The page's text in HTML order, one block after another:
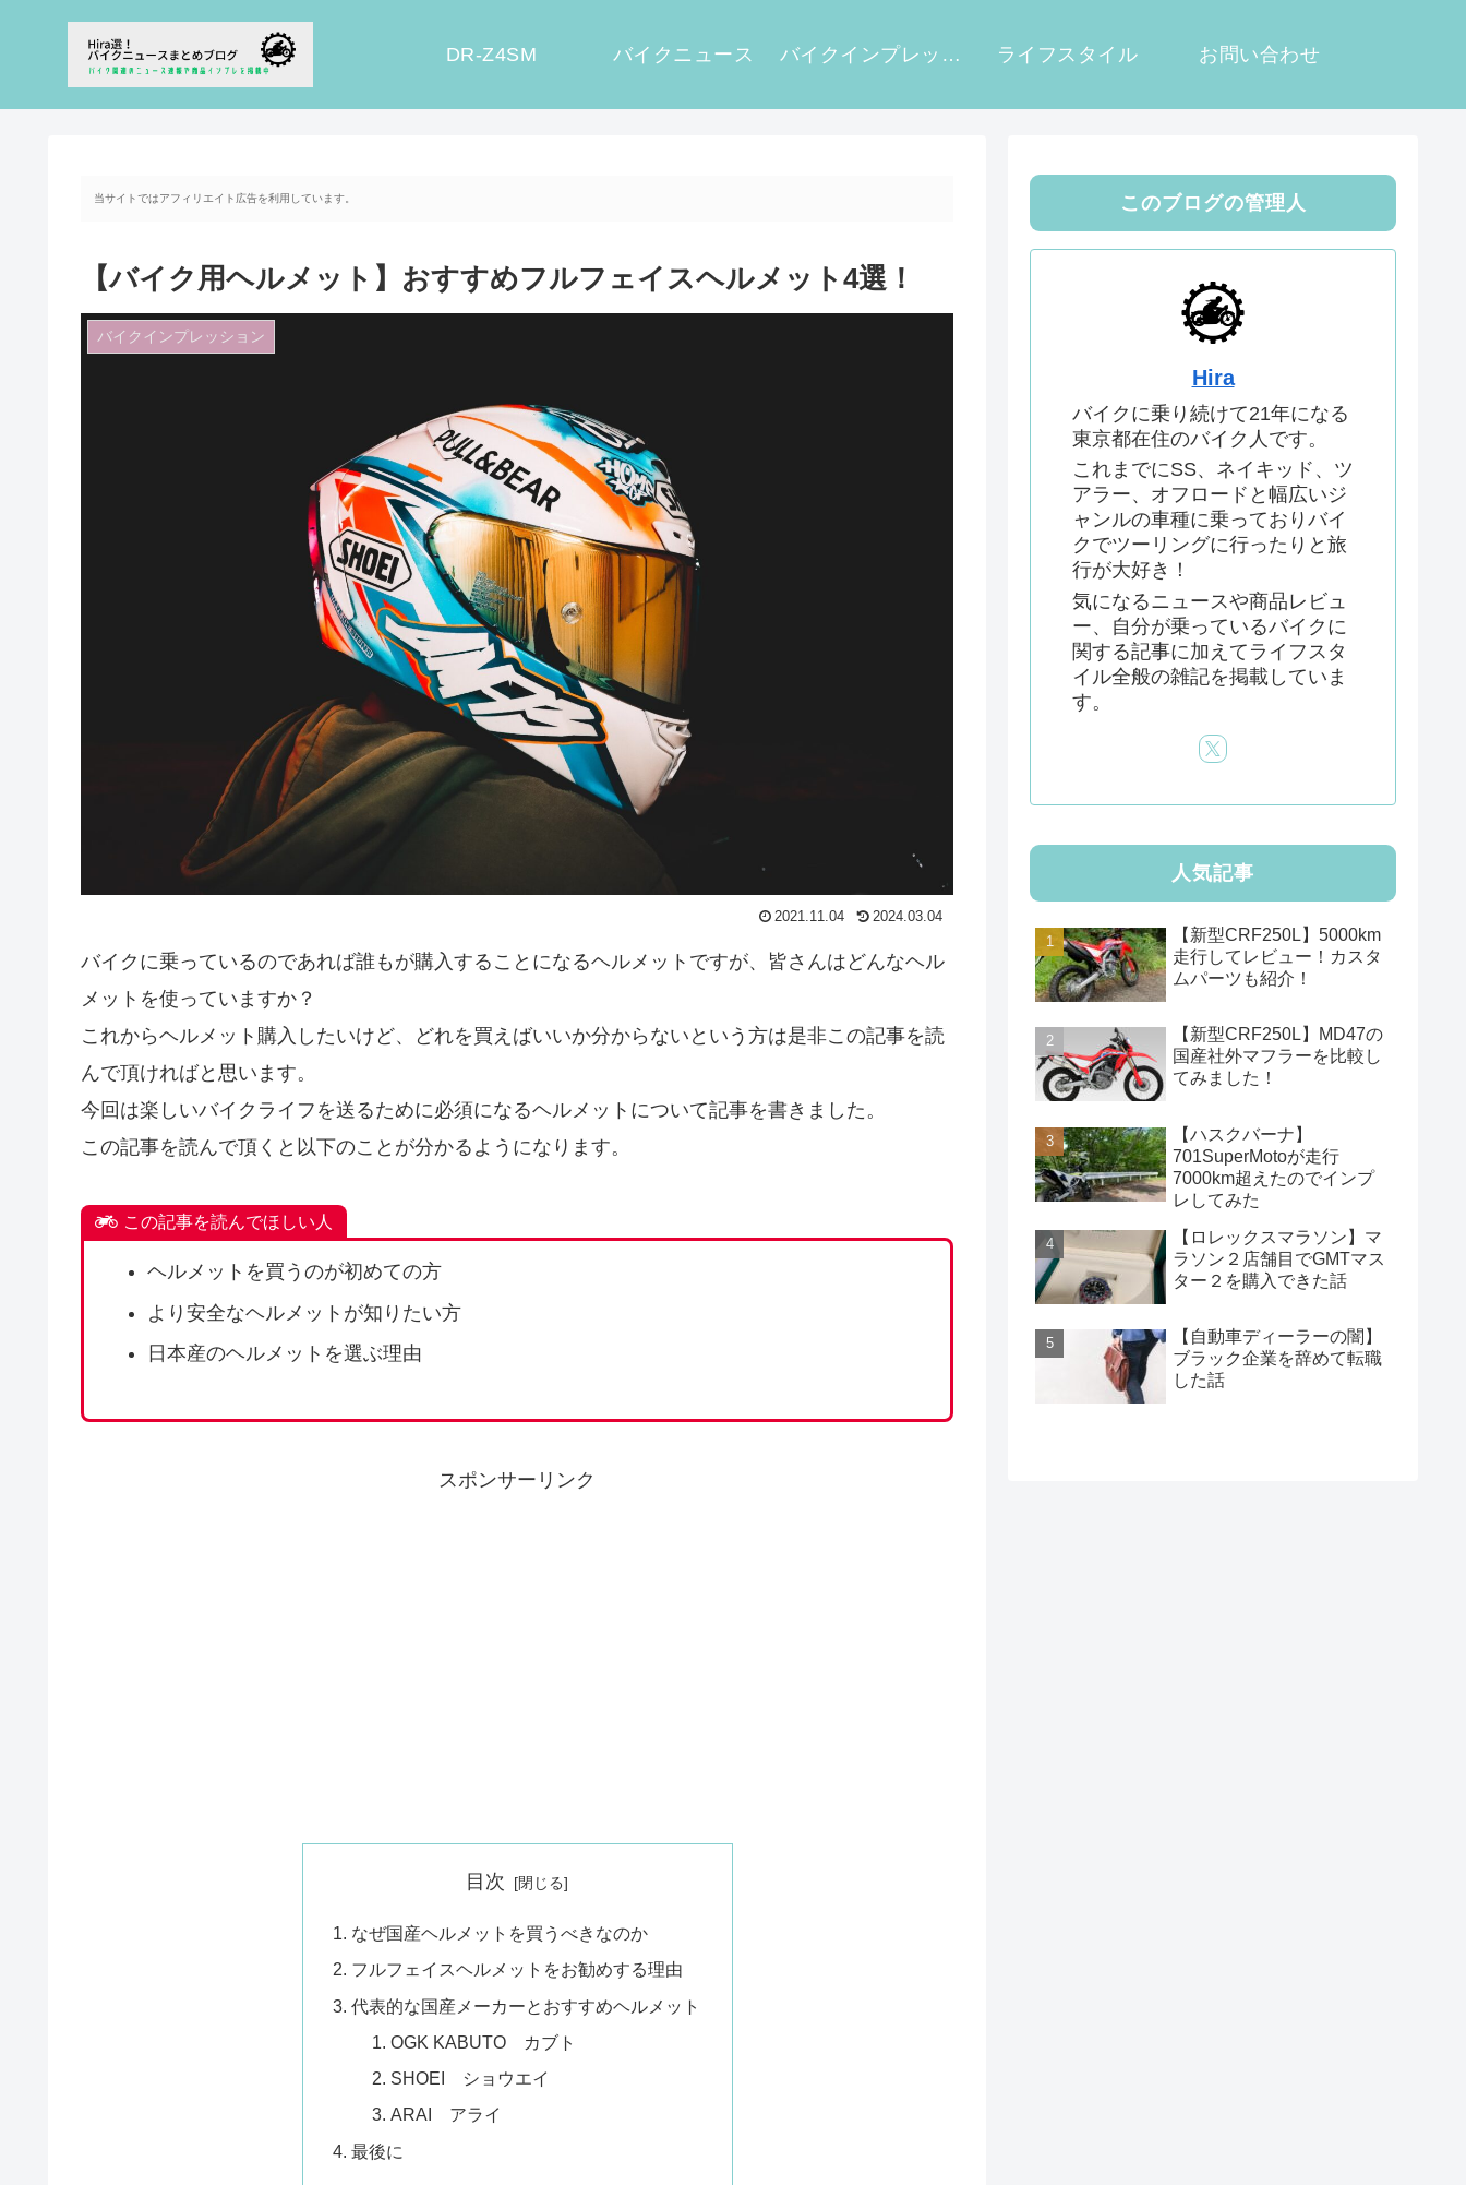
DR-Z4SM バイクニュース バイクインプレッション ライフスタイル お問い合わせ
当サイトではアフィリエイト広告を利用しています。
【バイク用ヘルメット】おすすめフルフェイスヘルメット4選！
バイクインプレッション
2021.11.04 2024.03.04
バイクに乗っているのであれば誰もが購入することになるヘルメットですが、皆さんはどんなヘル
メットを使っていますか？
これからヘルメット購入したいけど、どれを買えばいいか分からないという方は是非この記事を読
んで頂ければと思います。
今回は楽しいバイクライフを送るために必須になるヘルメットについて記事を書きました。
この記事を読んで頂くと以下のことが分かるようになります。
この記事を読んでほしい人
ヘルメットを買うのが初めての方
より安全なヘルメットが知りたい方
日本産のヘルメットを選ぶ理由
スポンサーリンク
目次
なぜ国産ヘルメットを買うべきなのか
フルフェイスヘルメットをお勧めする理由
代表的な国産メーカーとおすすめヘルメット
OGK KABUTO カブト
SHOEI ショウエイ
ARAI アライ
最後に
このブログの管理人
Hira
バイクに乗り続けて21年になる
東京都在住のバイク人です。
これまでにSS、ネイキッド、ツ
アラー、オフロードと幅広いジ
ャンルの車種に乗っておりバイ
クでツーリングに行ったりと旅
行が大好き！
気になるニュースや商品レビュ
ー、自分が乗っているバイクに
関する記事に加えてライフスタ
イル全般の雑記を掲載していま
す。
人気記事
【新型CRF250L】5000km
走行してレビュー！カスタ
ムパーツも紹介！
【新型CRF250L】MD47の
国産社外マフラーを比較し
てみました！
【ハスクバーナ】
701SuperMotoが走行
7000km超えたのでインプ
レしてみた
【ロレックスマラソン】マ
ラソン２店舗目でGMTマス
ター２を購入できた話
【自動車ディーラーの闇】
ブラック企業を辞めて転職
した話